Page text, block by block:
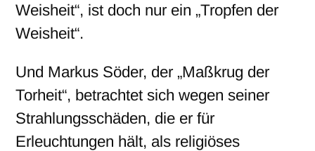
Weisheit“, ist doch nur ein „Tropfen der
Weisheit“.
Und Markus Söder, der „Maßkrug der
Torheit“, betrachtet sich wegen seiner
Strahlungsschäden, die er für
Erleuchtungen hält, als religiöses